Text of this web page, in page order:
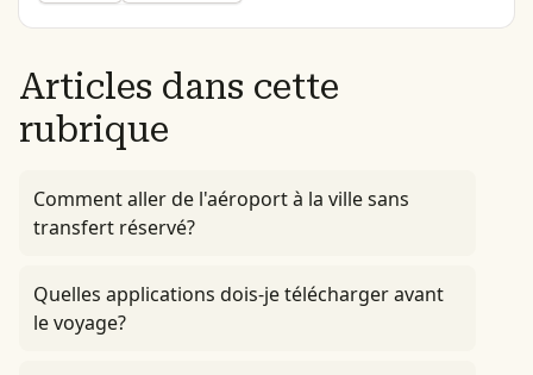
Articles dans cette
rubrique
Comment aller de l'aéroport à la ville sans
transfert réservé?
Quelles applications dois-je télécharger avant
le voyage?